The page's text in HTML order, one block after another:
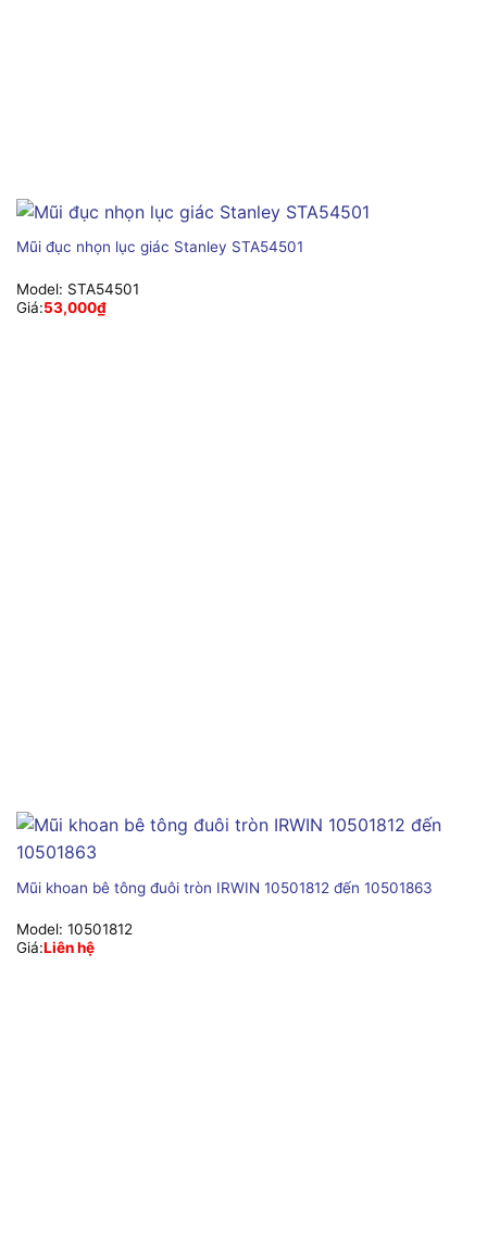
Mũi đục nhọn lục giác Stanley STA54501
Model: STA54501
Giá:53,000₫
Mũi khoan bê tông đuôi tròn IRWIN 10501812 đến 10501863
Model: 10501812
Giá:Liên hệ